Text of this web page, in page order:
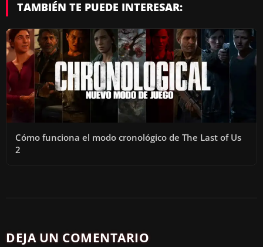
TAMBIÉN TE PUEDE INTERESAR:
Cómo funciona el modo cronológico de The Last of Us
2
DEJA UN COMENTARIO